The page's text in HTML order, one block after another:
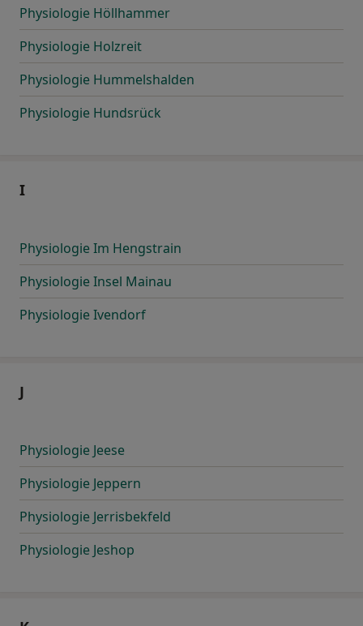
Physiologie Höllhammer
Physiologie Holzreit
Physiologie Hummelshalden
Physiologie Hundsrück
I
Physiologie Im Hengstrain
Physiologie Insel Mainau
Physiologie Ivendorf
J
Physiologie Jeese
Physiologie Jeppern
Physiologie Jerrisbekfeld
Physiologie Jeshop